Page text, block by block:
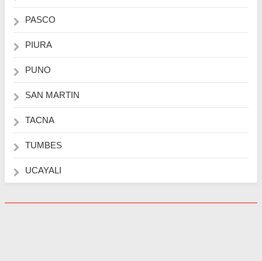
PASCO
PIURA
PUNO
SAN MARTIN
TACNA
TUMBES
UCAYALI